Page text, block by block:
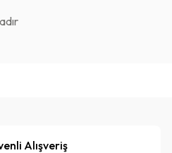
Alışveriş